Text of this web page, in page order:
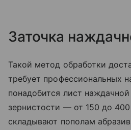
Заточка
Такой метод обработки
требует профессиональных
понадобится лист
зернистости — от 150 до
складывают пополам